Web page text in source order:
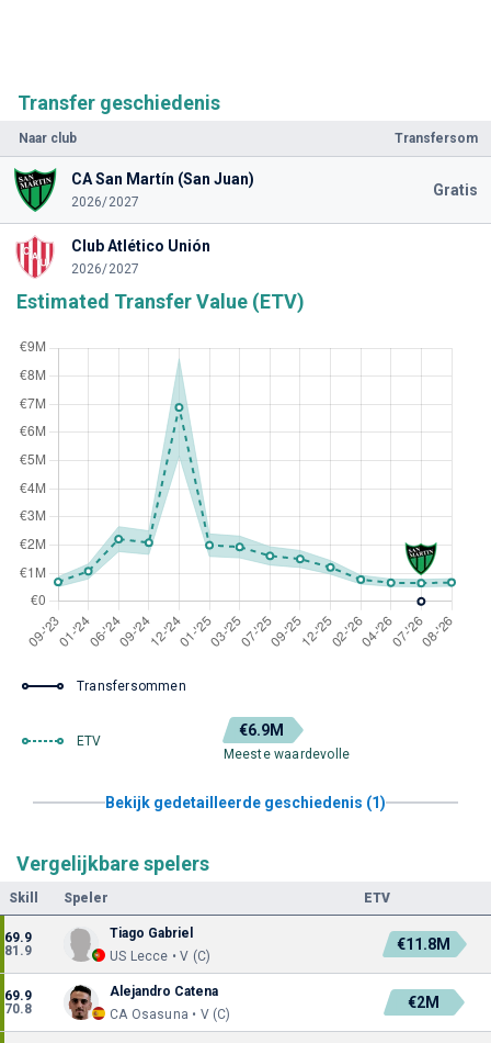
Transfer geschiedenis
Naar club Transfersom
CA San Martín (San Juan)
2026/2027
Gratis
Club Atlético Unión
2026/2027
Estimated Transfer Value (ETV)
Transfersommen
ETV
€6.9M
Meeste waardevolle
Bekijk gedetailleerde geschiedenis (1)
Vergelijkbare spelers
Skill Speler ETV
69.9
81.9
Tiago Gabriel
US Lecce • V (C)
€11.8M
69.9
70.8
Alejandro Catena
CA Osasuna • V (C)
€2M